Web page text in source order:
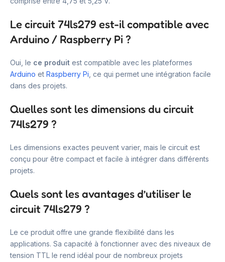
Le circuit 74ls279 est-il compatible avec
Arduino / Raspberry Pi ?
Oui, le ce produit est compatible avec les plateformes
Arduino et Raspberry Pi , ce qui permet une intégration facile
dans des projets.
Quelles sont les dimensions du circuit
74ls279 ?
Les dimensions exactes peuvent varier, mais le circuit est
conçu pour être compact et facile à intégrer dans différents
projets.
Quels sont les avantages d’utiliser le
circuit 74ls279 ?
Le ce produit offre une grande flexibilité dans les
applications. Sa capacité à fonctionner avec des niveaux de
tension TTL le rend idéal pour de nombreux projets